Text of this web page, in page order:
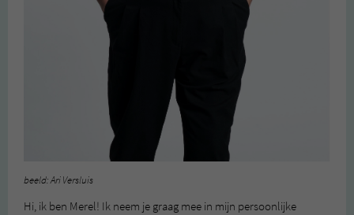
beeld: Ari Versluis
Hi, ik ben Merel! Ik neem je graag mee in mijn persoonlijke